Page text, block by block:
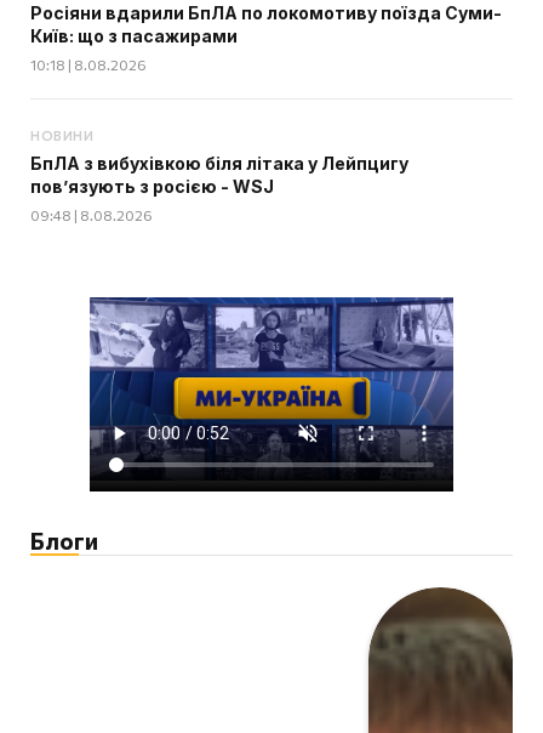
Росіяни вдарили БпЛА по локомотиву поїзда Суми-
Київ: що з пасажирами
10:18 | 8.08.2026
НОВИНИ
БпЛА з вибухівкою біля літака у Лейпцигу
пов’язують з росією - WSJ
09:48 | 8.08.2026
Блоги